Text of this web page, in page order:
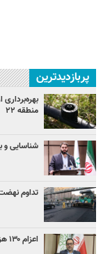
پربازدیدترین
منطقه ۲۲
شناسایی و
تداوم نهضت آسفالت در
اعزام ۱۳۰ هزار زائر اربعین از پایانه‌های مسافربری شهر تهران